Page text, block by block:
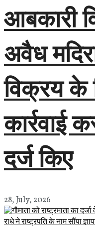
आबकारी
अवैध
विक्रय के
कार्रवाई
दर्ज किए
28, July, 2026